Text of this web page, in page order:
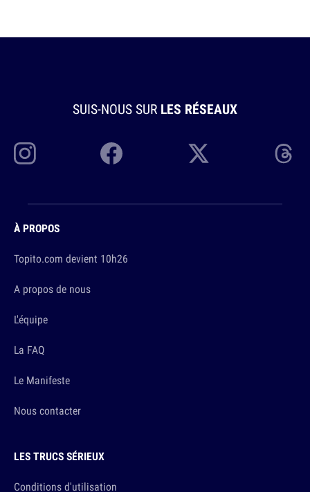
SUIS-NOUS SUR LES RÉSEAUX
À PROPOS
Topito.com devient 10h26
A propos de nous
L'équipe
La FAQ
Le Manifeste
Nous contacter
LES TRUCS SÉRIEUX
Conditions d'utilisation